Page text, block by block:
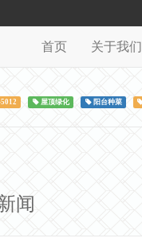
首页 关于我们
屋顶绿化 阳台种菜
闻